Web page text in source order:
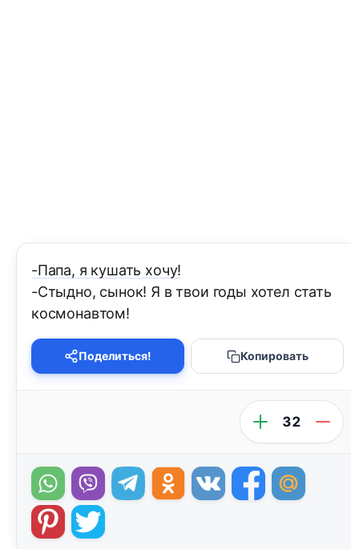
-Папа, я кушать хочу!
-Стыдно, сынок! Я в твои годы хотел стать
космонавтом!
Поделиться! Копировать
32